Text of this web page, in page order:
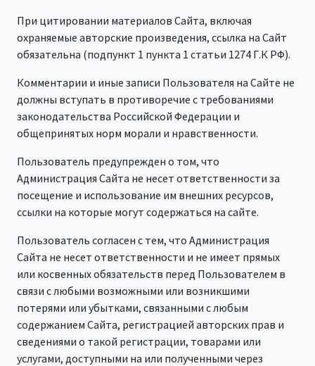
При цитировании материалов Сайта, включая
охраняемые авторские произведения, ссылка на Сайт
обязательна (подпункт 1 пункта 1 статьи 1274 Г.К РФ).
Комментарии и иные записи Пользователя на Сайте не
должны вступать в противоречие с требованиями
законодательства Российской Федерации и
общепринятых норм морали и нравственности.
Пользователь предупрежден о том, что
Администрация Сайта не несет ответственности за
посещение и использование им внешних ресурсов,
ссылки на которые могут содержаться на сайте.
Пользователь согласен с тем, что Администрация
Сайта не несет ответственности и не имеет прямых
или косвенных обязательств перед Пользователем в
связи с любыми возможными или возникшими
потерями или убытками, связанными с любым
содержанием Сайта, регистрацией авторских прав и
сведениями о такой регистрации, товарами или
услугами, доступными на или полученными через